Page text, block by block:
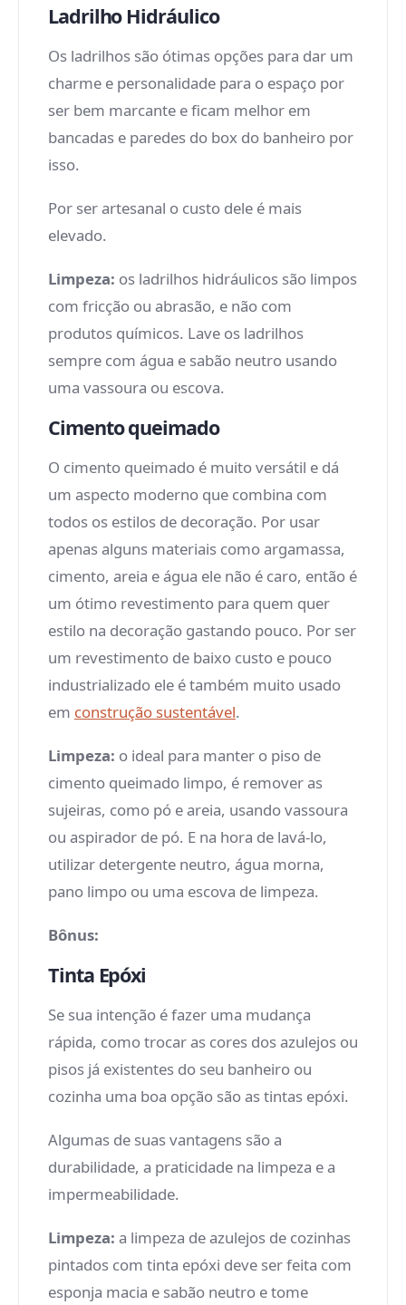
Ladrilho Hidráulico
Os ladrilhos são ótimas opções para dar um
charme e personalidade para o espaço por
ser bem marcante e ficam melhor em
bancadas e paredes do box do banheiro por
isso.
Por ser artesanal o custo dele é mais
elevado.
Limpeza: os ladrilhos hidráulicos são limpos
com fricção ou abrasão, e não com
produtos químicos. Lave os ladrilhos
sempre com água e sabão neutro usando
uma vassoura ou escova.
Cimento queimado
O cimento queimado é muito versátil e dá
um aspecto moderno que combina com
todos os estilos de decoração. Por usar
apenas alguns materiais como argamassa,
cimento, areia e água ele não é caro, então é
um ótimo revestimento para quem quer
estilo na decoração gastando pouco. Por ser
um revestimento de baixo custo e pouco
industrializado ele é também muito usado
em construção sustentável.
Limpeza: o ideal para manter o piso de
cimento queimado limpo, é remover as
sujeiras, como pó e areia, usando vassoura
ou aspirador de pó. E na hora de lavá-lo,
utilizar detergente neutro, água morna,
pano limpo ou uma escova de limpeza.
Bônus:
Tinta Epóxi
Se sua intenção é fazer uma mudança
rápida, como trocar as cores dos azulejos ou
pisos já existentes do seu banheiro ou
cozinha uma boa opção são as tintas epóxi.
Algumas de suas vantagens são a
durabilidade, a praticidade na limpeza e a
impermeabilidade.
Limpeza: a limpeza de azulejos de cozinhas
pintados com tinta epóxi deve ser feita com
esponja macia e sabão neutro e tome